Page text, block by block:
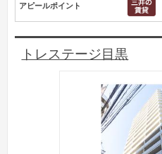
アピールポイント
トレステージ目黒